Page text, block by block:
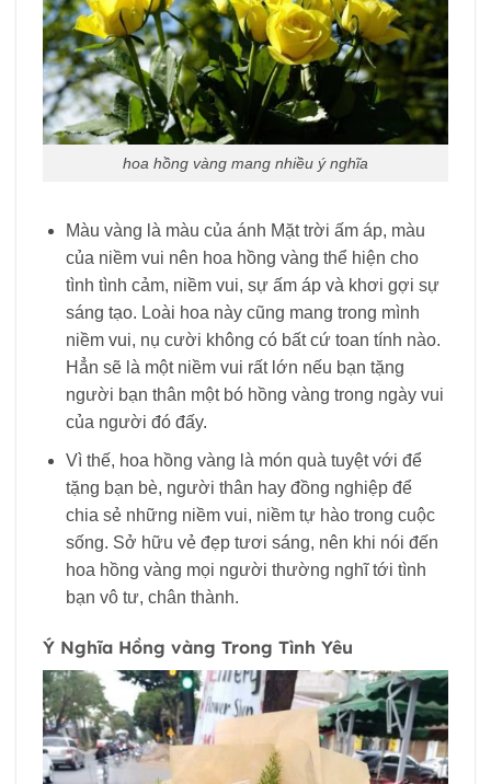
hoa hồng vàng mang nhiều ý nghĩa
Màu vàng là màu của ánh Mặt trời ấm áp, màu
của niềm vui nên hoa hồng vàng thể hiện cho
tình tình cảm, niềm vui, sự ấm áp và khơi gợi sự
sáng tạo. Loài hoa này cũng mang trong mình
niềm vui, nụ cười không có bất cứ toan tính nào.
Hẳn sẽ là một niềm vui rất lớn nếu bạn tặng
người bạn thân một bó hồng vàng trong ngày vui
của người đó đấy.
Vì thế, hoa hồng vàng là món quà tuyệt với để
tặng bạn bè, người thân hay đồng nghiệp để
chia sẻ những niềm vui, niềm tự hào trong cuộc
sống. Sở hữu vẻ đẹp tươi sáng, nên khi nói đến
hoa hồng vàng mọi người thường nghĩ tới tình
bạn vô tư, chân thành.
Ý Nghĩa Hồng vàng Trong Tình Yêu